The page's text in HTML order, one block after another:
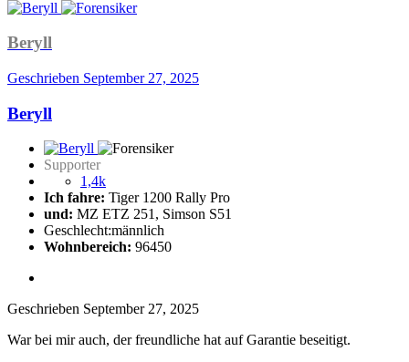
Beryll
Geschrieben September 27, 2025
Beryll
Supporter
1,4k
Ich fahre: Tiger 1200 Rally Pro
und: MZ ETZ 251, Simson S51
Geschlecht:männlich
Wohnbereich: 96450
Geschrieben September 27, 2025
War bei mir auch, der freundliche hat auf Garantie beseitigt.